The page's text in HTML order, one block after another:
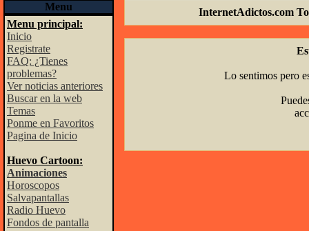
Menu
Menu principal:
Inicio
Registrate
FAQ: ¿Tienes
problemas?
Ver noticias anteriores
Buscar en la web
Temas
Ponme en Favoritos
Pagina de Inicio
Huevo Cartoon:
Animaciones
Horoscopos
Salvapantallas
Radio Huevo
Fondos de pantalla
InternetAdictos.com
Lo sentimos pero